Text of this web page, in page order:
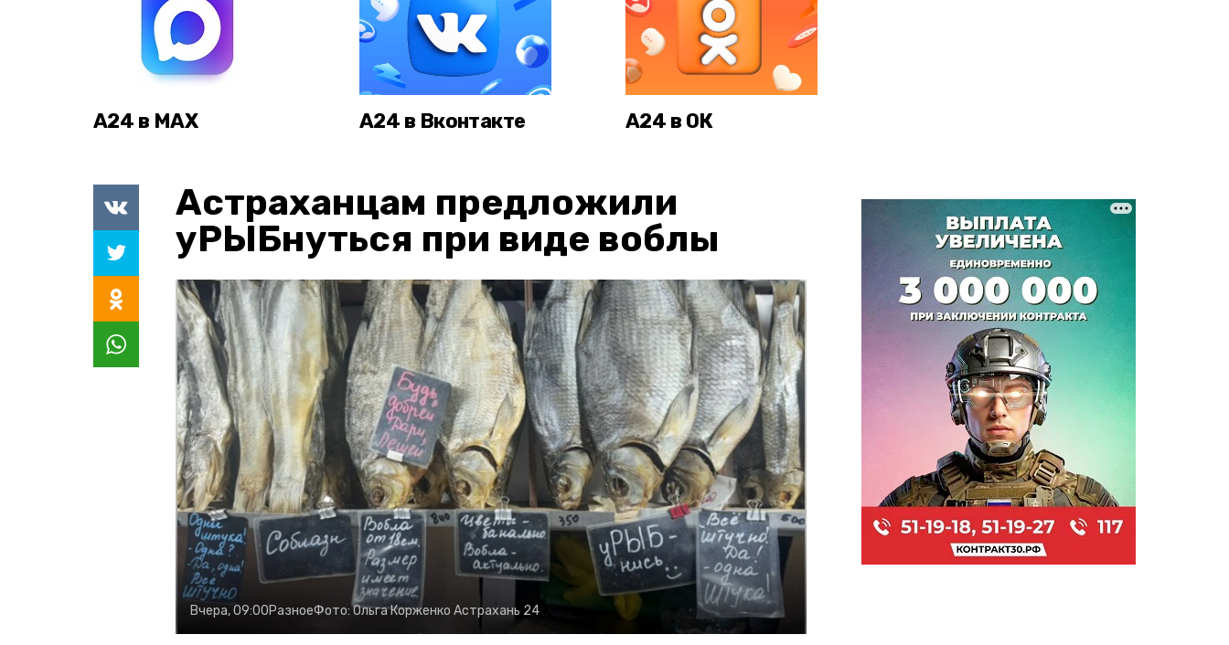
А24 в MAX А24 в Вконтакте А24 в ОК
Астраханцам предложили
уРЫБнуться при виде воблы
Вчера, 09:00РазноеФото:Ольга Корженко Астрахань 24